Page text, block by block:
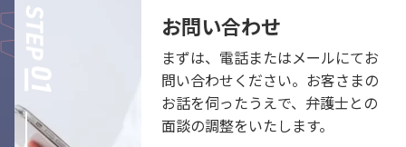
お問い合わせ
まずは、電話またはメールにてお
問い合わせください。お客さまの
お話を伺ったうえで、弁護士との
面談の調整をいたします。